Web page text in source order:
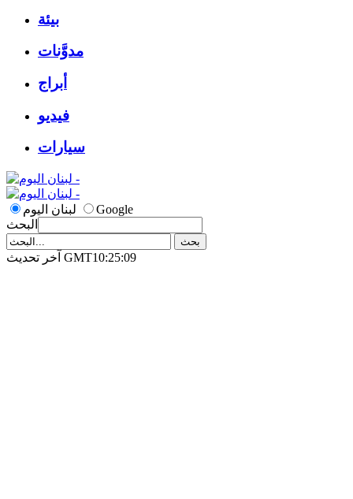
بيئة
مدوَّنات
أبراج
فيديو
سيارات
لبنان اليوم
Google
البحث
آخر تحديث GMT10:25:09